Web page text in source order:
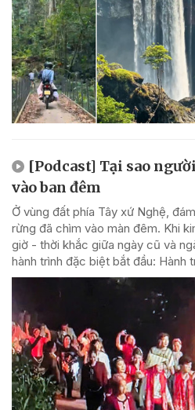
[Podcast] Tại sao
vào ban đêm
Ở vùng đất phía Tây xứ Nghệ,
rừng đã chìm vào màn đêm. Khi
giờ - thời khắc giữa ngày cũ và
hành trình đặc biệt bắt đầu: Hành